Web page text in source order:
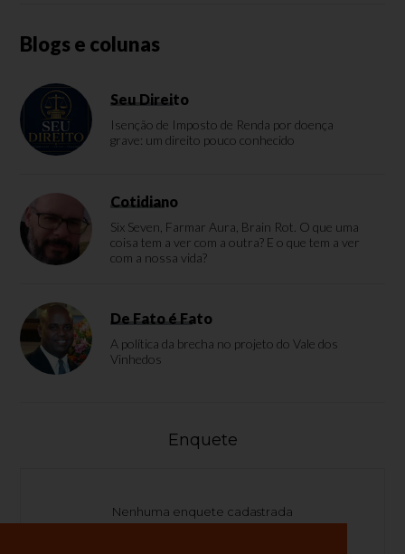
Blogs e colunas
Seu Direito
Isenção de Imposto de Renda por doença
grave: um direito pouco conhecido
Cotidiano
Six Seven, Farmar Aura, Brain Rot. O que uma
coisa tem a ver com a outra? E o que tem a ver
com a nossa vida?
De Fato é Fato
A política da brecha no projeto do Vale dos
Vinhedos
Enquete
Nenhuma enquete cadastrada